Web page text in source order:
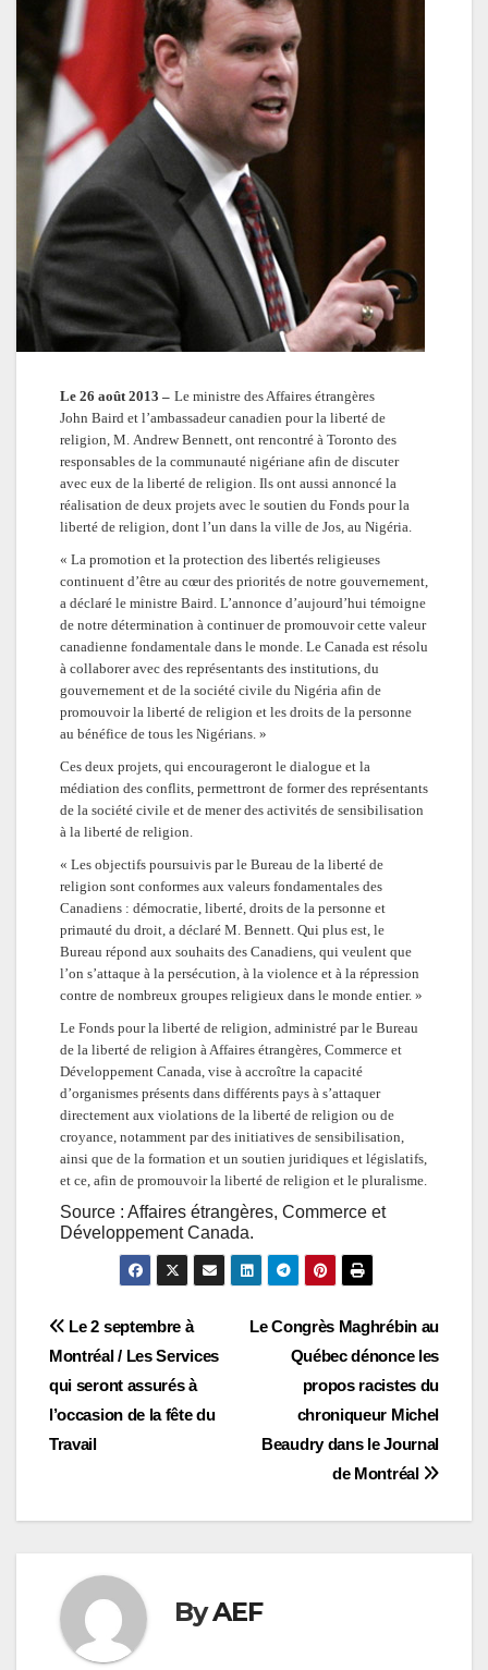
Le 26 août 2013 – Le ministre des Affaires étrangères
John Baird et l’ambassadeur canadien pour la liberté de
religion, M. Andrew Bennett, ont rencontré à Toronto des
responsables de la communauté nigériane afin de discuter
avec eux de la liberté de religion. Ils ont aussi annoncé la
réalisation de deux projets avec le soutien du Fonds pour la
liberté de religion, dont l’un dans la ville de Jos, au Nigéria.
« La promotion et la protection des libertés religieuses
continuent d’être au cœur des priorités de notre gouvernement,
a déclaré le ministre Baird. L’annonce d’aujourd’hui témoigne
de notre détermination à continuer de promouvoir cette valeur
canadienne fondamentale dans le monde. Le Canada est résolu
à collaborer avec des représentants des institutions, du
gouvernement et de la société civile du Nigéria afin de
promouvoir la liberté de religion et les droits de la personne
au bénéfice de tous les Nigérians. »
Ces deux projets, qui encourageront le dialogue et la
médiation des conflits, permettront de former des représentants
de la société civile et de mener des activités de sensibilisation
à la liberté de religion.
« Les objectifs poursuivis par le Bureau de la liberté de
religion sont conformes aux valeurs fondamentales des
Canadiens : démocratie, liberté, droits de la personne et
primauté du droit, a déclaré M. Bennett. Qui plus est, le
Bureau répond aux souhaits des Canadiens, qui veulent que
l’on s’attaque à la persécution, à la violence et à la répression
contre de nombreux groupes religieux dans le monde entier. »
Le Fonds pour la liberté de religion, administré par le Bureau
de la liberté de religion à Affaires étrangères, Commerce et
Développement Canada, vise à accroître la capacité
d’organismes présents dans différents pays à s’attaquer
directement aux violations de la liberté de religion ou de
croyance, notamment par des initiatives de sensibilisation,
ainsi que de la formation et un soutien juridiques et législatifs,
et ce, afin de promouvoir la liberté de religion et le pluralisme.
Source : Affaires étrangères, Commerce et
Développement Canada.
Navigation
de
l’article
Le Congrès Maghrébin au
Québec dénonce les
propos racistes du
chroniqueur Michel
Beaudry dans le Journal
de Montréal
Le 2 septembre à
Montréal / Les Services
qui seront assurés à
l’occasion de la fête du
Travail
ByAEF